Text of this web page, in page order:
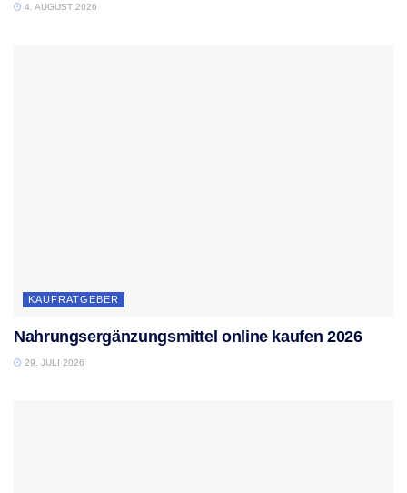
4. AUGUST 2026
KAUFRATGEBER
Nahrungsergänzungsmittel online kaufen 2026
29. JULI 2026